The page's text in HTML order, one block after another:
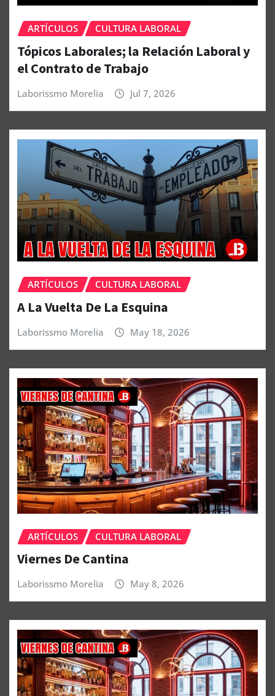
ARTÍCULOS CULTURA LABORAL
Tópicos Laborales; la Relación Laboral y
el Contrato de Trabajo
Laborissmo Morelia Jul 7, 2026
ARTÍCULOS CULTURA LABORAL
A La Vuelta De La Esquina
Laborissmo Morelia May 18, 2026
ARTÍCULOS CULTURA LABORAL
Viernes De Cantina
Laborissmo Morelia May 8, 2026